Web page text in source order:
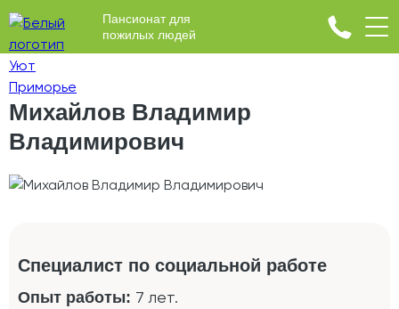
Пансионат для
пожилых людей
Михайлов Владимир
Владимирович
Специалист по социальной работе
Опыт работы: 7 лет.